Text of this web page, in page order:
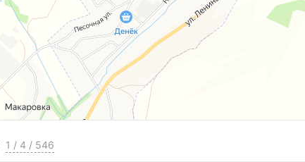
1 / 4 / 546